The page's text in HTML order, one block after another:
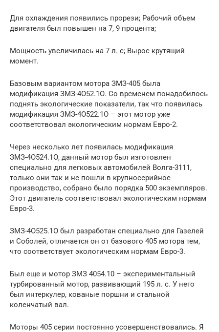
Для охлаждения появились прорези; Рабочий объем
двигателя был повышен на 7, 9 процента;
Мощность увеличилась на 7 л. с; Вырос крутящий
момент.
Базовым вариантом мотора ЗМЗ-405 была
модификация ЗМЗ-4О52.1О. Со временем понадобилось
поднять экологические показатели, так что появилась
модификация ЗМЗ-4О522.1О – этот мотор уже
соответствовал экологическим нормам Евро-2.
Через несколько лет появилась модификация
ЗМЗ-4О524.1О, данный мотор был изготовлен
специально для легковых автомобилей Волга-3111,
только они так и не пошли в крупносерийное
производство, собрано было порядка 500 экземпляров.
Этот двигатель соответствовал экологическим нормам
Евро-3.
ЗМЗ-4О525.1О был разработан специально для Газелей
и Соболей, отличается он от базового 405 мотора тем,
что соответствует экологическим нормам Евро-3.
Был еще и мотор ЗМЗ 4054.10 – экспериментальный
турбированный мотор, развивающий 195 л. с. У него
был интеркулер, кованые поршни и стальной
коленчатый вал.
Моторы 405 серии постоянно усовершенствовались. Я